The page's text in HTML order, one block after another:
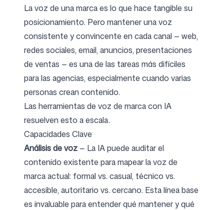
La voz de una marca es lo que hace tangible su
posicionamiento. Pero mantener una voz
consistente y convincente en cada canal — web,
redes sociales, email, anuncios, presentaciones
de ventas — es una de las tareas más difíciles
para las agencias, especialmente cuando varias
personas crean contenido.
Las herramientas de voz de marca con IA
resuelven esto a escala.
Capacidades Clave
Análisis de voz — La IA puede auditar el
contenido existente para mapear la voz de
marca actual: formal vs. casual, técnico vs.
accesible, autoritario vs. cercano. Esta línea base
es invaluable para entender qué mantener y qué